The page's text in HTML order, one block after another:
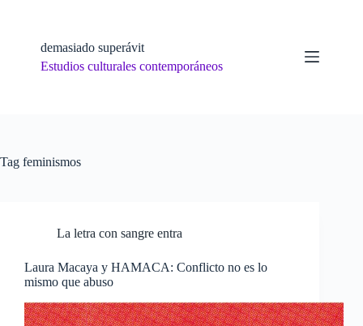
demasiado superávit
Estudios culturales contemporáneos
Tag feminismos
La letra con sangre entra
Laura Macaya y HAMACA: Conflicto no es lo
mismo que abuso